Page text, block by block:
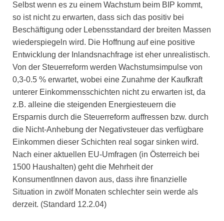
Selbst wenn es zu einem Wachstum beim BIP kommt,
so ist nicht zu erwarten, dass sich das positiv bei
Beschäftigung oder Lebensstandard der breiten Massen
wiederspiegeln wird. Die Hoffnung auf eine positive
Entwicklung der Inlandsnachfrage ist eher unrealistisch.
Von der Steuerreform werden Wachstumsimpulse von
0,3-0.5 % erwartet, wobei eine Zunahme der Kaufkraft
unterer Einkommensschichten nicht zu erwarten ist, da
z.B. alleine die steigenden Energiesteuern die
Ersparnis durch die Steuerreform auffressen bzw. durch
die Nicht-Anhebung der Negativsteuer das verfügbare
Einkommen dieser Schichten real sogar sinken wird.
Nach einer aktuellen EU-Umfragen (in Österreich bei
1500 Haushalten) geht die Mehrheit der
KonsumentInnen davon aus, dass ihre finanzielle
Situation in zwölf Monaten schlechter sein werde als
derzeit. (Standard 12.2.04)